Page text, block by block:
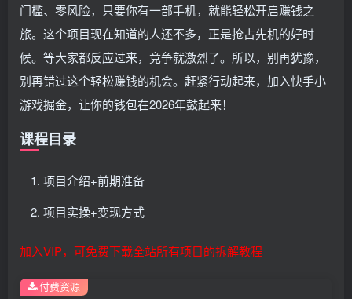
门槛、零风险，只要你有一部手机，就能轻松开启赚钱之
旅。这个项目现在知道的人还不多，正是抢占先机的好时
候。等大家都反应过来，竞争就激烈了。所以，别再犹豫，
别再错过这个轻松赚钱的机会。赶紧行动起来，加入快手小
游戏掘金，让你的钱包在2026年鼓起来！
课程目录
项目介绍+前期准备
项目实操+变现方式
加入VIP，可免费下载全站所有项目的拆解教程
付费资源